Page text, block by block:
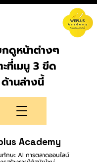
กดูหน้าต่างๆ
ที่เมนู 3 ขีด
ด้านล่างนี้
Academy
กษะ AI การตลาดออนไลน์